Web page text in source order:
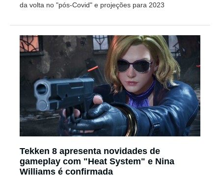
da volta no "pós-Covid" e projeções para 2023
Tekken 8 apresenta novidades de
gameplay com "Heat System" e Nina
Williams é confirmada